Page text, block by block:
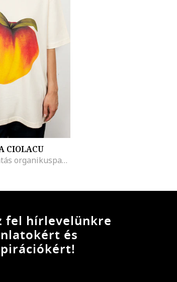
CIOLACU
Gyümölcsmintás organikuspamut póló, Őszibarack rózsaszín/Krémszín
fel hírlevelünkre
és